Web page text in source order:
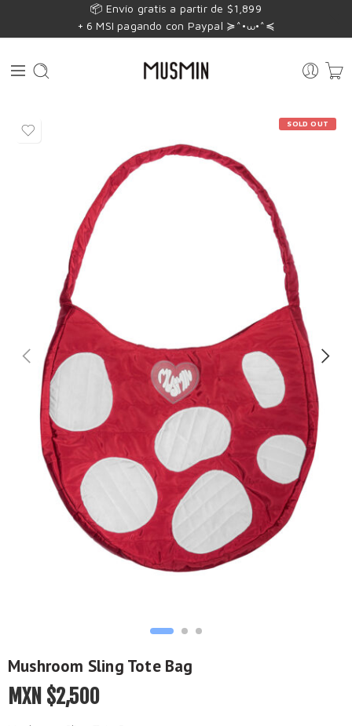
📦 Envío gratis a partir de $1,899
+ 6 MSI pagando con Paypal ≽^•⩊•^≼
SOLD OUT
Mushroom Sling Tote Bag
MXN $2,500